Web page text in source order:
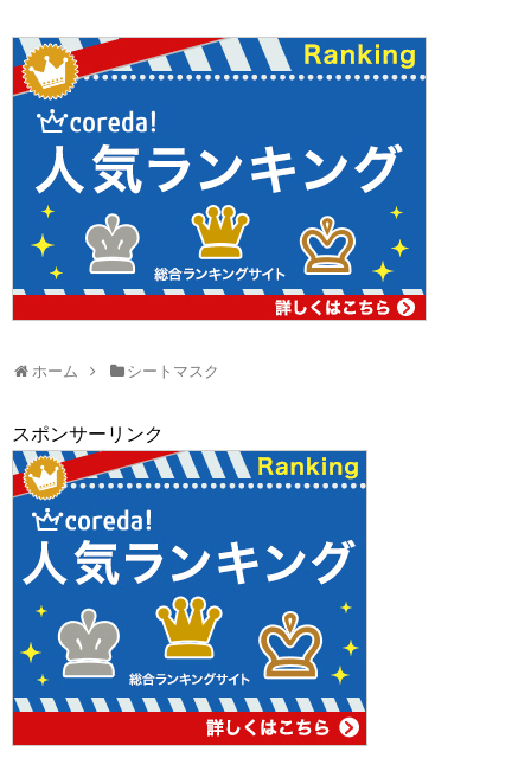
ホーム シートマスク
スポンサーリンク